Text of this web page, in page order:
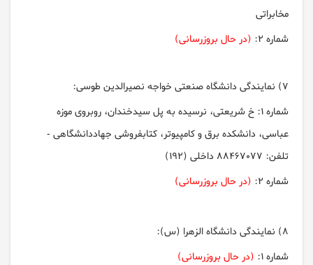
مخابراتی
شماره 2:
(در حال بروزرسانی)
7) نمايندگی دانشگاه صنعتی خواجه نصيرالدين طوسی:
شماره 1: خ شريعتی، نرسيده به پل سيدخندان، روبروی موزه
عباسی، دانشكده برق و كامپيوتر، كتابفروشی جهاددانشگاهی -
تلفن: 88467077 داخلی (192)
شماره 2:
(در حال بروزرسانی)
8) نمايندگی دانشگاه الزهرا (س):
شماره 1:
(در حال بروزرسانی)